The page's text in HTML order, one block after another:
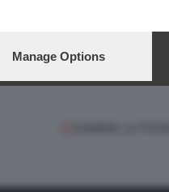
SI SONO
Manage Options